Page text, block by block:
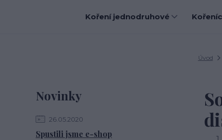
Koření jednodruhové
Úvod
Novinky
26.05.2020
Spustili jsme e-shop